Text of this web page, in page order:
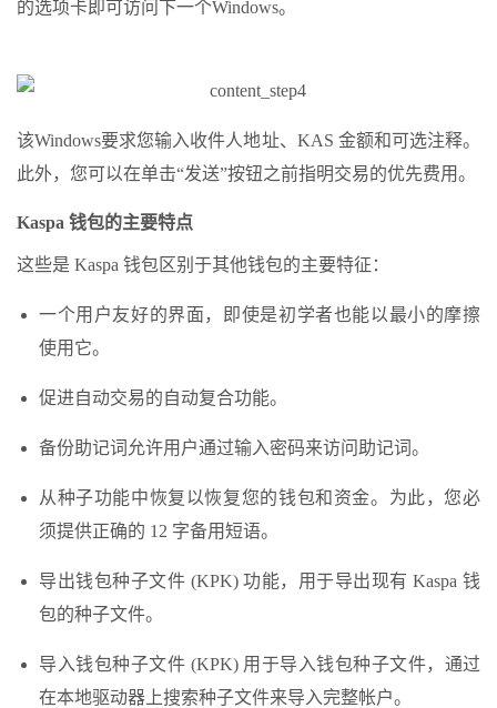
的选项卡即可访问下一个Windows。
该Windows要求您输入收件人地址、KAS 金额和可选注释。
此外，您可以在单击“发送”按钮之前指明交易的优先费用。
Kaspa 钱包的主要特点
这些是 Kaspa 钱包区别于其他钱包的主要特征：
一个用户友好的界面，即使是初学者也能以最小的摩擦
使用它。
促进自动交易的自动复合功能。
备份助记词允许用户通过输入密码来访问助记词。
从种子功能中恢复以恢复您的钱包和资金。为此，您必
须提供正确的 12 字备用短语。
导出钱包种子文件 (KPK) 功能，用于导出现有 Kaspa 钱
包的种子文件。
导入钱包种子文件 (KPK) 用于导入钱包种子文件，通过
在本地驱动器上搜索种子文件来导入完整帐户。